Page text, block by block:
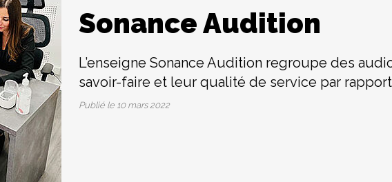
Sonance Audition
L’enseigne Sonance Audition regroupe des
savoir-faire et leur qualité de service par
Publié le 10 mars 2022